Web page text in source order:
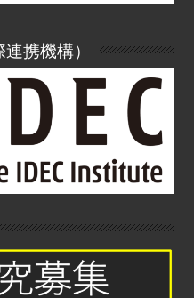
連携機構）